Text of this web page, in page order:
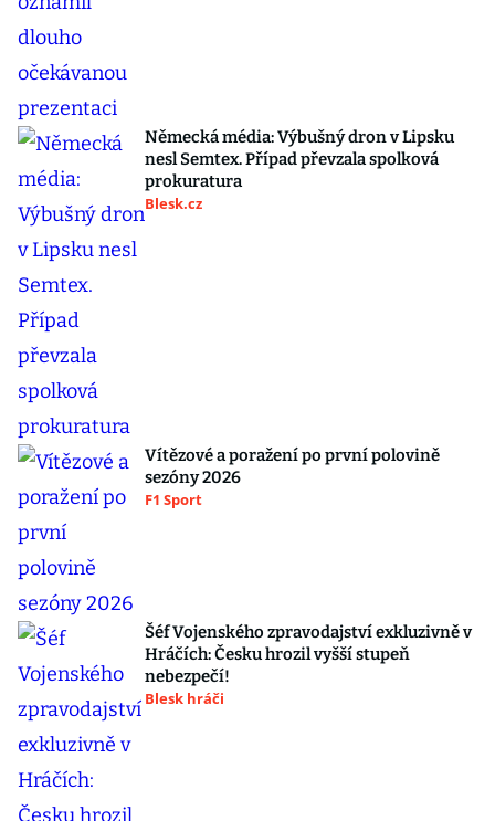
Německá média: Výbušný dron v Lipsku
nesl Semtex. Případ převzala spolková
prokuratura
Blesk.cz
Vítězové a poražení po první polovině
sezóny 2026
F1 Sport
Šéf Vojenského zpravodajství exkluzivně v
Hráčích: Česku hrozil vyšší stupeň
nebezpečí!
Blesk hráči